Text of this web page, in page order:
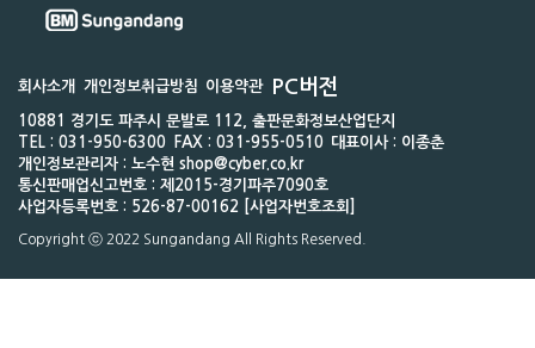
회사소개 개인정보취급방침 이용약관 PC버전
10881 경기도 파주시 문발로 112, 출판문화정보산업단지
TEL : 031-950-6300
FAX : 031-955-0510
대표이사 : 이종춘
개인정보관리자 : 노수현 shop@cyber.co.kr
통신판매업신고번호 : 제2015-경기파주7090호
사업자등록번호 : 526-87-00162 [사업자번호조회]
Copyright ⓒ 2022 Sungandang All Rights Reserved.